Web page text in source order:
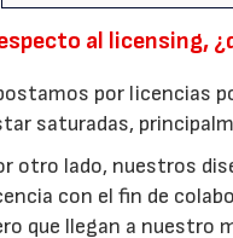
al licensing,
por licencias
saturadas,
otro lado, nuestros
con el fin de
que llegan a nuestro